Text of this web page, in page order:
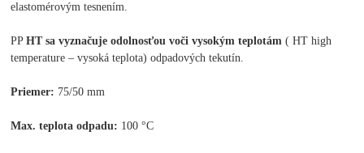
elastomérovým tesnením.
PPHT sa vyznačuje odolnosťou voči vysokým teplotám ( HT high
temperature – vysoká teplota) odpadových tekutín.
Priemer: 75/50 mm
Max. teplota odpadu: 100 °C